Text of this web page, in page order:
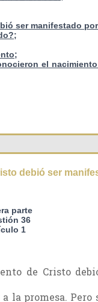
ser manifestado
el
debió ser
parte
36
1
de Cristo
la promesa. Pero